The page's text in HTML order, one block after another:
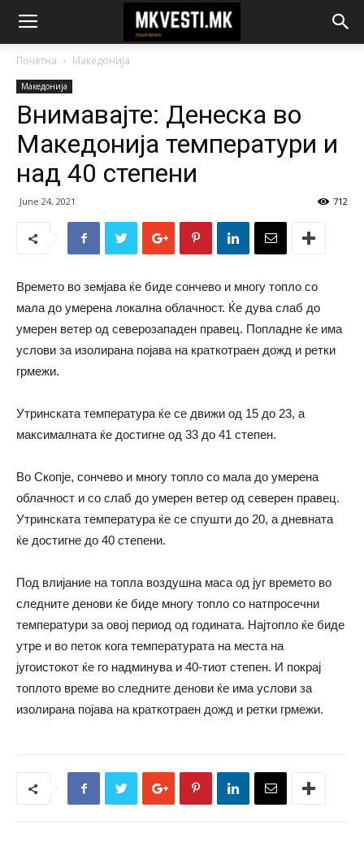
Почетна Македонија
Македонија
Внимавајте: Денеска во
Македонија температури и
над 40 степени
June 24, 2021 712
Времето во земјава ќе биде сончево и многу топло со
мала до умерена локална облачност. Ќе дува слаб до
умерен ветер од северозападен правец. Попладне ќе има
услови за изолирана појава на краткотраен дожд и ретки
грмежи.
Утринската температура ќе се движи од 15 до 23, а
максималната ќе достигне од 33 до 41 степен.
Во Скопје, сончево и многу топло со мала до умерена
облачност и со слаб до умерен ветер од северен правец.
Утринската температура ќе се спушти до 20, а дневната
ќе достигне до 40 степени.
Под влијание на топла воздушна маса од југ времето во
следните денови ќе биде многу топло со натпросечни
температури за овој период од годината. Најтопло ќе биде
утре и во петок кога температурата на места на
југоистокот ќе го надминува и 40-тиот степен. И покрај
топлото време во следните денови ќе има услови за
изолирана појава на краткотраен дожд и ретки грмежи.